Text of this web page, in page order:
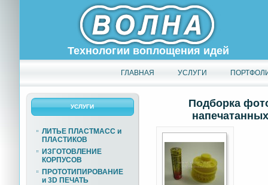
Технологии воплощения идей
ГЛАВНАЯ УСЛУГИ
УСЛУГИ
ЛИТЬЕ ПЛАСТМАСС и
ПЛАСТИКОВ
ИЗГОТОВЛЕНИЕ
КОРПУСОВ
ПРОТОТИПИРОВАНИЕ
и 3D ПЕЧАТЬ
Подборка